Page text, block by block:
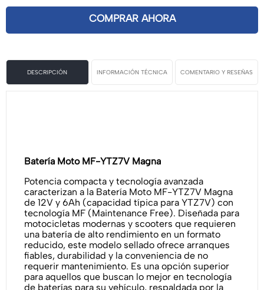
DESCRIPCIÓN INFORMACIÓN TÉCNICA COMENTARIO Y RESEÑAS
Batería Moto MF-YTZ7V Magna
Potencia compacta y tecnología avanzada
caracterizan a la Batería Moto MF-YTZ7V Magna
de 12V y 6Ah (capacidad típica para YTZ7V) con
tecnología MF (Maintenance Free). Diseñada para
motocicletas modernas y scooters que requieren
una batería de alto rendimiento en un formato
reducido, este modelo sellado ofrece arranques
fiables, durabilidad y la conveniencia de no
requerir mantenimiento. Es una opción superior
para aquellos que buscan lo mejor en tecnología
de baterías para su vehículo, respaldada por la